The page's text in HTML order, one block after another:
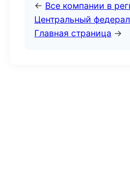
← Все компании в
Центральный
Главная страница →